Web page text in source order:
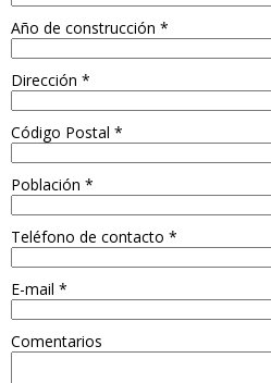
Año de construcción *
Dirección *
Código Postal *
Población *
Teléfono de contacto *
E-mail *
Comentarios